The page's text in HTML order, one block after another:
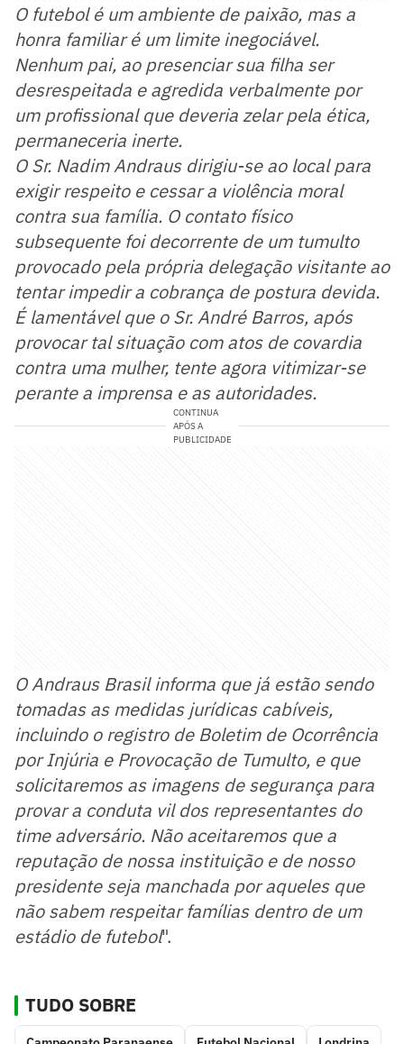
O futebol é um ambiente de paixão, mas a
honra familiar é um limite inegociável.
Nenhum pai, ao presenciar sua filha ser
desrespeitada e agredida verbalmente por
um profissional que deveria zelar pela ética,
permaneceria inerte.
O Sr. Nadim Andraus dirigiu-se ao local para
exigir respeito e cessar a violência moral
contra sua família. O contato físico
subsequente foi decorrente de um tumulto
provocado pela própria delegação visitante ao
tentar impedir a cobrança de postura devida.
É lamentável que o Sr. André Barros, após
provocar tal situação com atos de covardia
contra uma mulher, tente agora vitimizar-se
perante a imprensa e as autoridades.
CONTINUA
APÓS A
PUBLICIDADE
O Andraus Brasil informa que já estão sendo
tomadas as medidas jurídicas cabíveis,
incluindo o registro de Boletim de Ocorrência
por Injúria e Provocação de Tumulto, e que
solicitaremos as imagens de segurança para
provar a conduta vil dos representantes do
time adversário. Não aceitaremos que a
reputação de nossa instituição e de nosso
presidente seja manchada por aqueles que
não sabem respeitar famílias dentro de um
estádio de futebol".
TUDO SOBRE